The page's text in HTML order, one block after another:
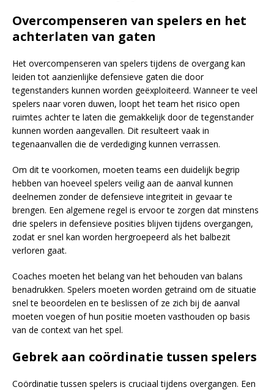
Overcompenseren van spelers en het
achterlaten van gaten
Het overcompenseren van spelers tijdens de overgang kan
leiden tot aanzienlijke defensieve gaten die door
tegenstanders kunnen worden geëxploiteerd. Wanneer te veel
spelers naar voren duwen, loopt het team het risico open
ruimtes achter te laten die gemakkelijk door de tegenstander
kunnen worden aangevallen. Dit resulteert vaak in
tegenaanvallen die de verdediging kunnen verrassen.
Om dit te voorkomen, moeten teams een duidelijk begrip
hebben van hoeveel spelers veilig aan de aanval kunnen
deelnemen zonder de defensieve integriteit in gevaar te
brengen. Een algemene regel is ervoor te zorgen dat minstens
drie spelers in defensieve posities blijven tijdens overgangen,
zodat er snel kan worden hergroepeerd als het balbezit
verloren gaat.
Coaches moeten het belang van het behouden van balans
benadrukken. Spelers moeten worden getraind om de situatie
snel te beoordelen en te beslissen of ze zich bij de aanval
moeten voegen of hun positie moeten vasthouden op basis
van de context van het spel.
Gebrek aan coördinatie tussen spelers
Coördinatie tussen spelers is cruciaal tijdens overgangen. Een